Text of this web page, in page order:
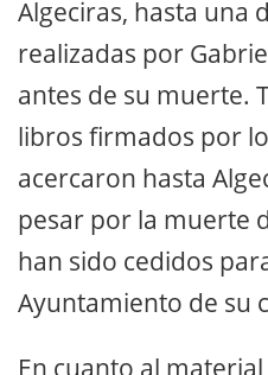
Algeciras, hasta una
realizadas por
antes de su muerte.
libros firmados por
acercaron hasta
pesar por la muerte
han sido cedidos
Ayuntamiento de su